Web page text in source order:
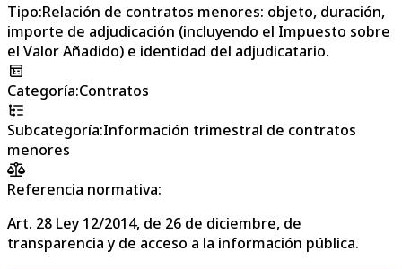
Tipo:Relación de contratos menores: objeto, duración,
importe de adjudicación (incluyendo el Impuesto sobre
el Valor Añadido) e identidad del adjudicatario.
Categoría:Contratos
Subcategoría:Información trimestral de contratos
menores
Referencia normativa:
Art. 28 Ley 12/2014, de 26 de diciembre, de
transparencia y de acceso a la información pública.